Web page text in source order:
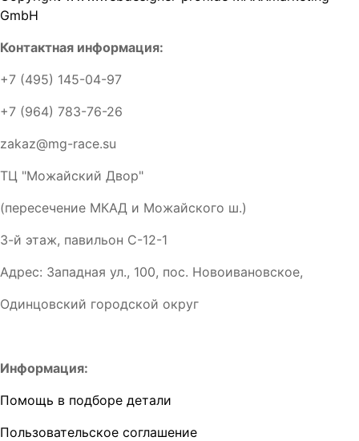
GmbH
Контактная информация:
+7 (495) 145-04-97
+7 (964) 783-76-26
zakaz@mg-race.su
ТЦ "Можайский Двор"
(пересечение МКАД и Можайского ш.)
3-й этаж, павильон С-12-1
Адрес: Западная ул., 100, пос. Новоивановское,
Одинцовский городской округ
Информация:
Помощь в подборе детали
Пользовательское соглашение